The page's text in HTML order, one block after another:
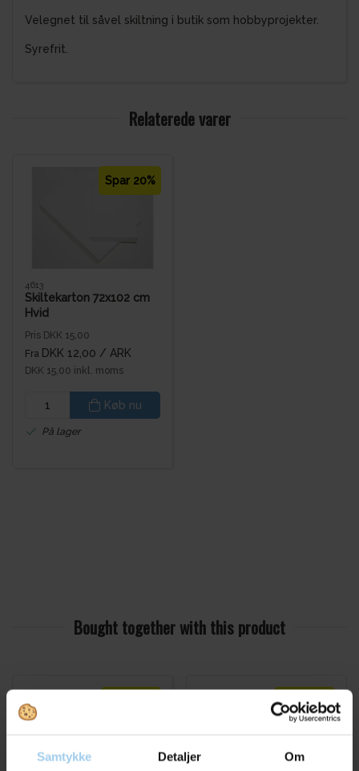
Samtykke Detaljer Om
Velegnet til såvel skiltning i butik som hobbyprojekter.
Syrefrit.
Relaterede varer
Spar 20%
4613
Skiltekarton 72x102 cm
Hvid
Pris DKK 15,00
Fra DKK 12,00 / ARK
DKK 15,00 inkl. moms
Køb nu
På lager
Bought together with this product
Spar 12%